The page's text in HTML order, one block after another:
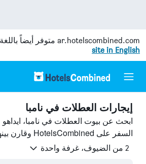
ar.hotelscombined.com متوفر أيضاً
site in English
إيجارات العطلات في نامبا
ابحث عن بيوت العطلات في نامبا،
السفر على HotelsCombined وقارن بينها ووفّر.
2 من الضيوف، غرفة واحدة